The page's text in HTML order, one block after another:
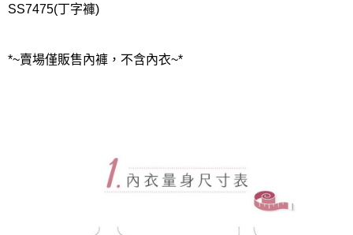
SS7475(丁字褲)
*~賣場僅販售內褲，不含內衣~*